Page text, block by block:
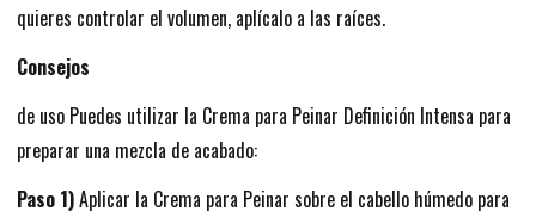
quieres controlar el volumen, aplícalo a las raíces.
Consejos
de uso Puedes utilizar la Crema para Peinar Definición Intensa para
preparar una mezcla de acabado:
Paso 1)Aplicar la Crema para Peinar sobre el cabello húmedo para